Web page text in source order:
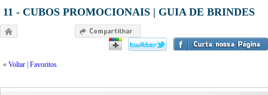
11 - CUBOS PROMOCIONAIS | GUIA DE BRINDES
« Voltar Favoritos